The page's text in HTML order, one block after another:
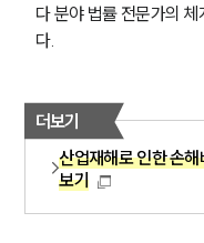
대
대
다 분야 법률 전문가의
다.
더보기
산업재해로 인한 손
보기